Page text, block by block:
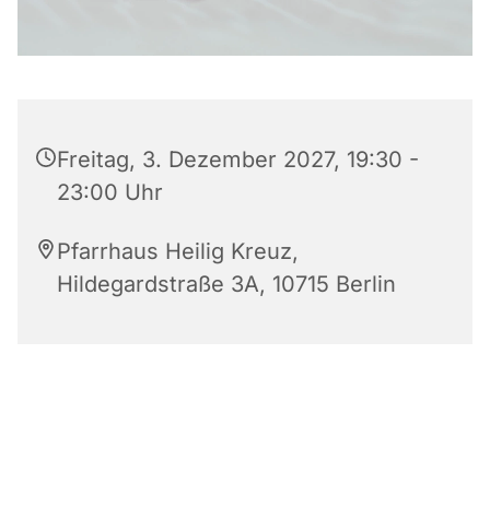
Freitag, 3. Dezember 2027, 19:30 -
23:00 Uhr
Pfarrhaus Heilig Kreuz,
Hildegardstraße 3A, 10715 Berlin